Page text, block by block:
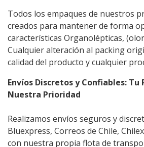
Todos los empaques de nuestros
creados para mantener de forma
características Organolépticas,
Cualquier alteración al packing
calidad del producto y cualquier
Envíos Discretos y Confiables: Tu
Nuestra Prioridad
Realizamos envíos seguros y
Bluexpress, Correos de Chile,
con nuestra propia flota de